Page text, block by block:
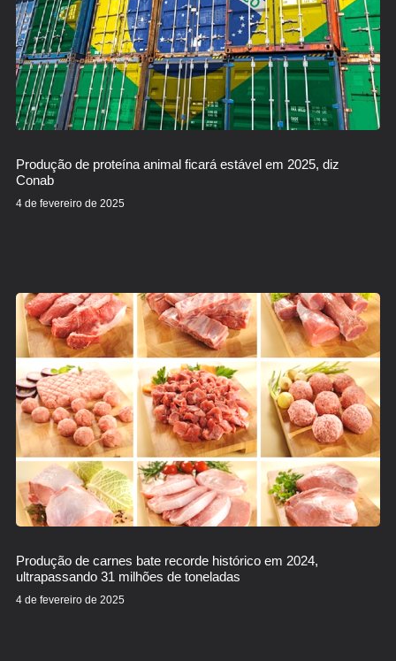
Produção de proteína animal ficará estável em 2025, diz
Conab
4 de fevereiro de 2025
Produção de carnes bate recorde histórico em 2024,
ultrapassando 31 milhões de toneladas
4 de fevereiro de 2025